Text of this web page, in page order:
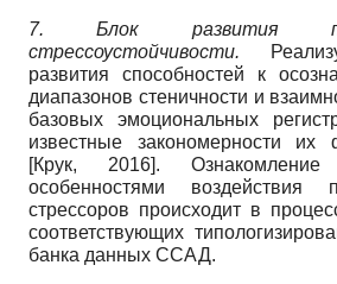
7. Блок развития
стрессоустойчивости.
развития способностей к
диапазонов стеничности и
базовых эмоциональных
известные закономерности их
[Крук, 2016].
особенностями воздействия
стрессоров происходит в
соответствующих
банка данных ССАД.